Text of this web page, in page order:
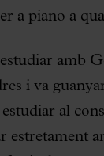
a piano a
amb
i va
al
estretament